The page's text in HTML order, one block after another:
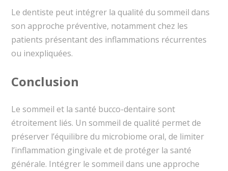
Le dentiste peut intégrer la qualité du sommeil dans
son approche préventive, notamment chez les
patients présentant des inflammations récurrentes
ou inexpliquées.
Conclusion
Le sommeil et la santé bucco-dentaire sont
étroitement liés. Un sommeil de qualité permet de
préserver l’équilibre du microbiome oral, de limiter
l’inflammation gingivale et de protéger la santé
générale. Intégrer le sommeil dans une approche